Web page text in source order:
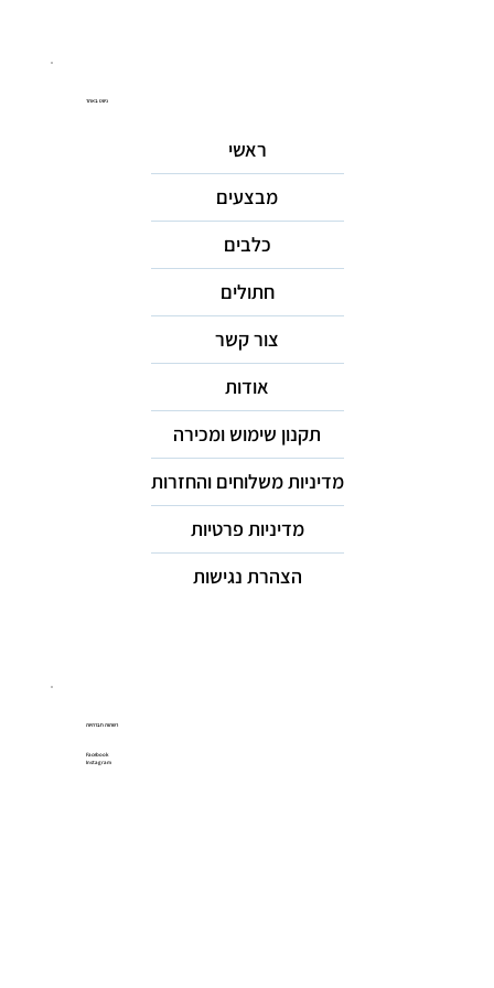
ניווט באתר
ראשי
מבצעים
כלבים
חתולים
צור קשר
אודות
תקנון שימוש ומכירה
מדיניות משלוחים והחזרות
מדיניות פרטיות
הצהרת נגישות
רשתות חברתיות
Facebook
Instagram